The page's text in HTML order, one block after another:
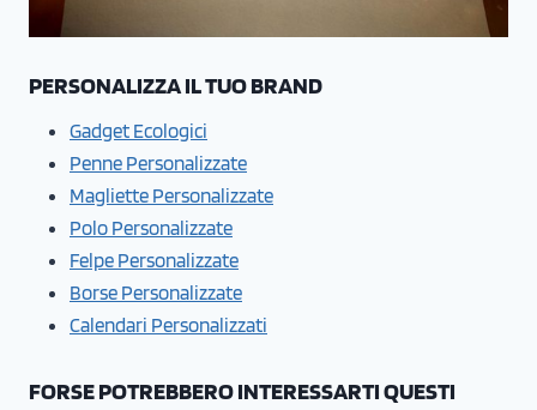
PERSONALIZZA IL TUO BRAND
Gadget Ecologici
Penne Personalizzate
Magliette Personalizzate
Polo Personalizzate
Felpe Personalizzate
Borse Personalizzate
Calendari Personalizzati
FORSE POTREBBERO INTERESSARTI QUESTI